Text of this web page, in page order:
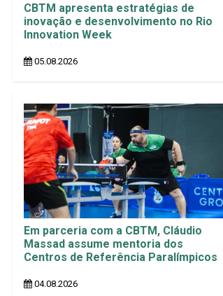
CBTM apresenta estratégias de
inovação e desenvolvimento no Rio
Innovation Week
05.08.2026
Em parceria com a CBTM, Cláudio
Massad assume mentoria dos
Centros de Referência Paralímpicos
04.08.2026